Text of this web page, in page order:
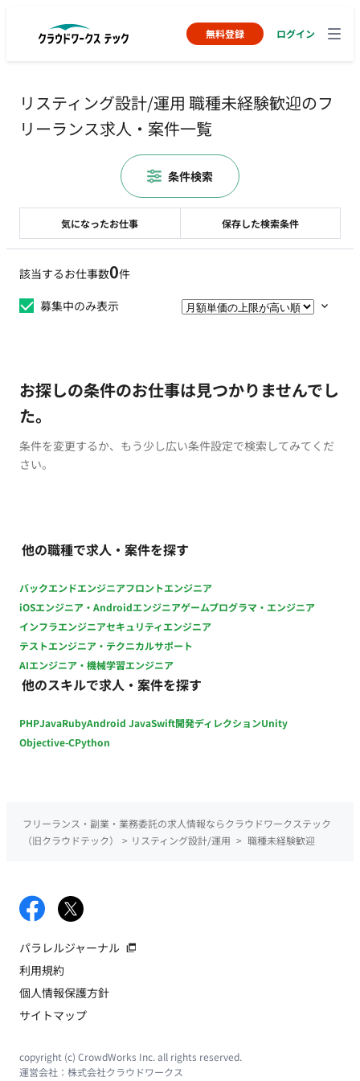
無料登録 ログイン
リスティング設計/運用 職種未経験歓迎のフ
リーランス求人・案件一覧
該当するお仕事数0件
募集中のみ表示
お探しの条件のお仕事は見つかりませんでし
た。
条件を変更するか、もう少し広い条件設定で検索してみてくだ
さい。
他の職種で求人・案件を探す
バックエンドエンジニアフロントエンジニア
iOSエンジニア・Androidエンジニアゲームプログラマ・エンジニア
インフラエンジニアセキュリティエンジニア
テストエンジニア・テクニカルサポート
AIエンジニア・機械学習エンジニア
他のスキルで求人・案件を探す
PHPJavaRubyAndroid JavaSwift開発ディレクションUnity
Objective-CPython
気になったお仕事 保存した検索条件
条件検索
フリーランス・副業・業務委託の求人情報ならクラウドワークステック
（旧クラウドテック）
> リスティング設計/運用 > 職種未経験歓迎
パラレルジャーナル
利用規約
個人情報保護方針
サイトマップ
copyright (c) CrowdWorks Inc. all rights reserved.
運営会社： 株式会社クラウドワークス